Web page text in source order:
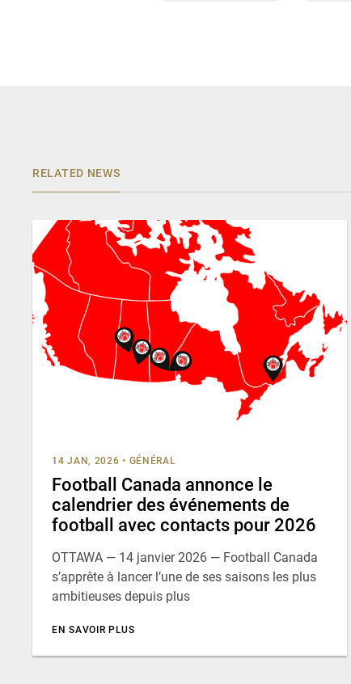
RELATED NEWS
14 JAN, 2026 • GÉNÉRAL
Football Canada annonce le
calendrier des événements de
football avec contacts pour 2026
OTTAWA — 14 janvier 2026 — Football Canada
s’apprête à lancer l’une de ses saisons les plus
ambitieuses depuis plus
EN SAVOIR PLUS